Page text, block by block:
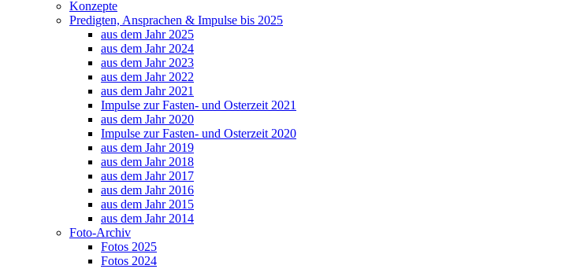
Konzepte
Predigten, Ansprachen & Impulse bis 2025
aus dem Jahr 2025
aus dem Jahr 2024
aus dem Jahr 2023
aus dem Jahr 2022
aus dem Jahr 2021
Impulse zur Fasten- und Osterzeit 2021
aus dem Jahr 2020
Impulse zur Fasten- und Osterzeit 2020
aus dem Jahr 2019
aus dem Jahr 2018
aus dem Jahr 2017
aus dem Jahr 2016
aus dem Jahr 2015
aus dem Jahr 2014
Foto-Archiv
Fotos 2025
Fotos 2024